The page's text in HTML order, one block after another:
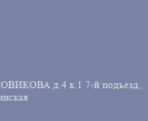
д.4 к.1 7-й подъезд,